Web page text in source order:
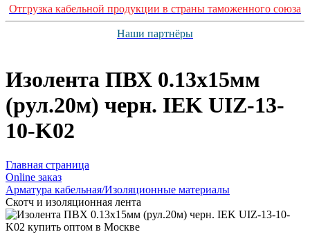
Отгрузка кабельной продукции в страны таможенного союза
Наши партнёры
Изолента ПВХ 0.13х15мм
(рул.20м) черн. IEK UIZ-13-
10-K02
Главная страница
Оnline заказ
Арматура кабельная/Изоляционные материалы
Скотч и изоляционная лента